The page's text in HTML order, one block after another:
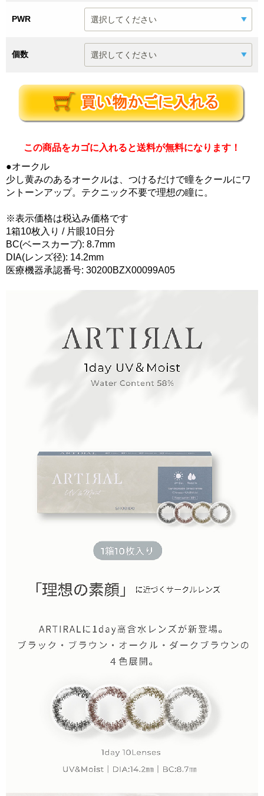
PWR
個数
この商品をカゴに入れると送料が無料になります！
●オークル
少し黄みのあるオークルは、つけるだけで瞳をクールにワ
ントーンアップ。テクニック不要で理想の瞳に。
※表示価格は税込み価格です
1箱10枚入り / 片眼10日分
BC(ベースカーブ): 8.7mm
DIA(レンズ径): 14.2mm
医療機器承認番号: 30200BZX00099A05